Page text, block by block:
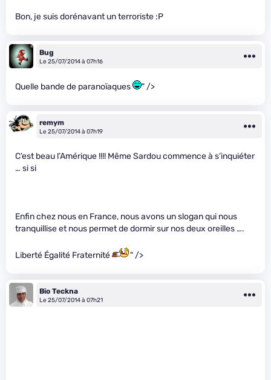
Bon, je suis dorénavant un terroriste :P
Bug
Le 25/07/2014 à 07h16
Quelle bande de paranoïaques " />
remym
Le 25/07/2014 à 07h19
C’est beau l’Amérique !!!! Même Sardou commence à s’inquiéter
… si si
Enfin chez nous en France, nous avons un slogan qui nous
tranquillise et nous permet de dormir sur nos deux oreilles ….
Liberté Égalité Fraternité " />
Bio Teckna
Le 25/07/2014 à 07h21